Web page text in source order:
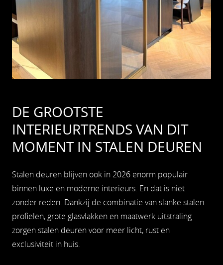
DE GROOTSTE
INTERIEURTRENDS VAN DIT
MOMENT IN STALEN DEUREN
Stalen deuren blijven ook in 2026 enorm populair
binnen luxe en moderne interieurs. En dat is niet
zonder reden. Dankzij de combinatie van slanke stalen
profielen, grote glasvlakken en maatwerk uitstraling
zorgen stalen deuren voor meer licht, rust en
exclusiviteit in huis.